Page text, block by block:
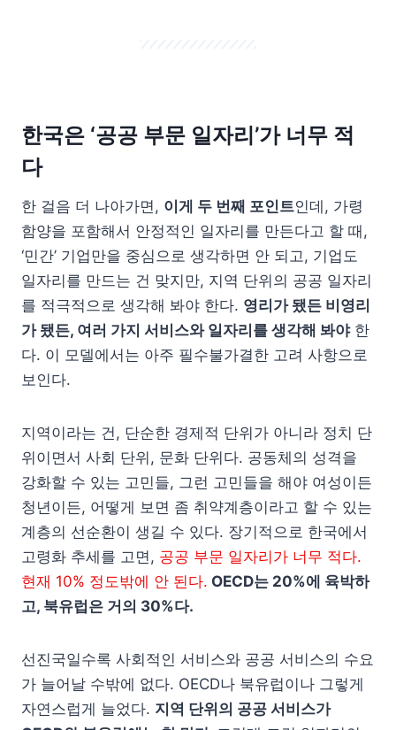
한국은 ‘공공 부문 일자리’가 너무 적
다
한 걸음 더 나아가면, 이게 두 번째 포인트인데, 가령
함양을 포함해서 안정적인 일자리를 만든다고 할 때,
‘민간’ 기업만을 중심으로 생각하면 안 되고, 기업도
일자리를 만드는 건 맞지만, 지역 단위의 공공 일자리
를 적극적으로 생각해 봐야 한다. 영리가 됐든 비영리
가 됐든, 여러 가지 서비스와 일자리를 생각해 봐야한
다. 이 모델에서는 아주 필수불가결한 고려 사항으로
보인다.
지역이라는 건, 단순한 경제적 단위가 아니라 정치 단
위이면서 사회 단위, 문화 단위다. 공동체의 성격을
강화할 수 있는 고민들, 그런 고민들을 해야 여성이든
청년이든, 어떻게 보면 좀 취약계층이라고 할 수 있는
계층의 선순환이 생길 수 있다. 장기적으로 한국에서
고령화 추세를 고면, 공공 부문 일자리가 너무 적다.
현재 10% 정도밖에 안 된다. OECD는 20%에 육박하
고, 북유럽은 거의 30%다.
선진국일수록 사회적인 서비스와 공공 서비스의 수요
가 늘어날 수밖에 없다. OECD나 북유럽이나 그렇게
자연스럽게 늘었다. 지역 단위의 공공 서비스가